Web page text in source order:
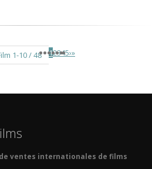
1-10 / 48 12345›»
ventes internationales de films